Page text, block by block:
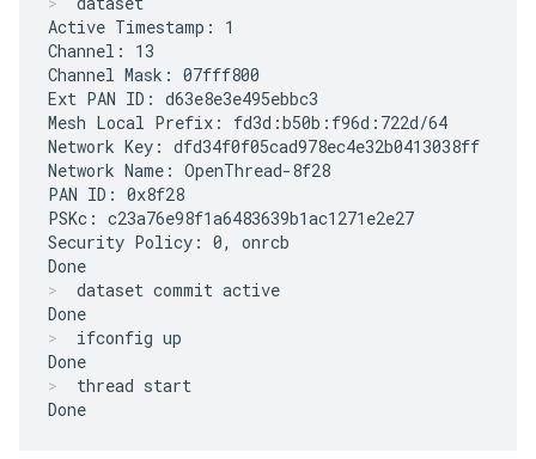
Active Timestamp: 1
Channel: 13
Channel Mask: 07fff800
Ext PAN ID: d63e8e3e495ebbc3
Mesh Local Prefix: fd3d:b50b:f96d:722d/64
Network Key: dfd34f0f05cad978ec4e32b0413038ff
Network Name: OpenThread-8f28
PAN ID: 0x8f28
PSKc: c23a76e98f1a6483639b1ac1271e2e27
Security Policy: 0, onrcb
dataset commit active
ifconfig up
thread start